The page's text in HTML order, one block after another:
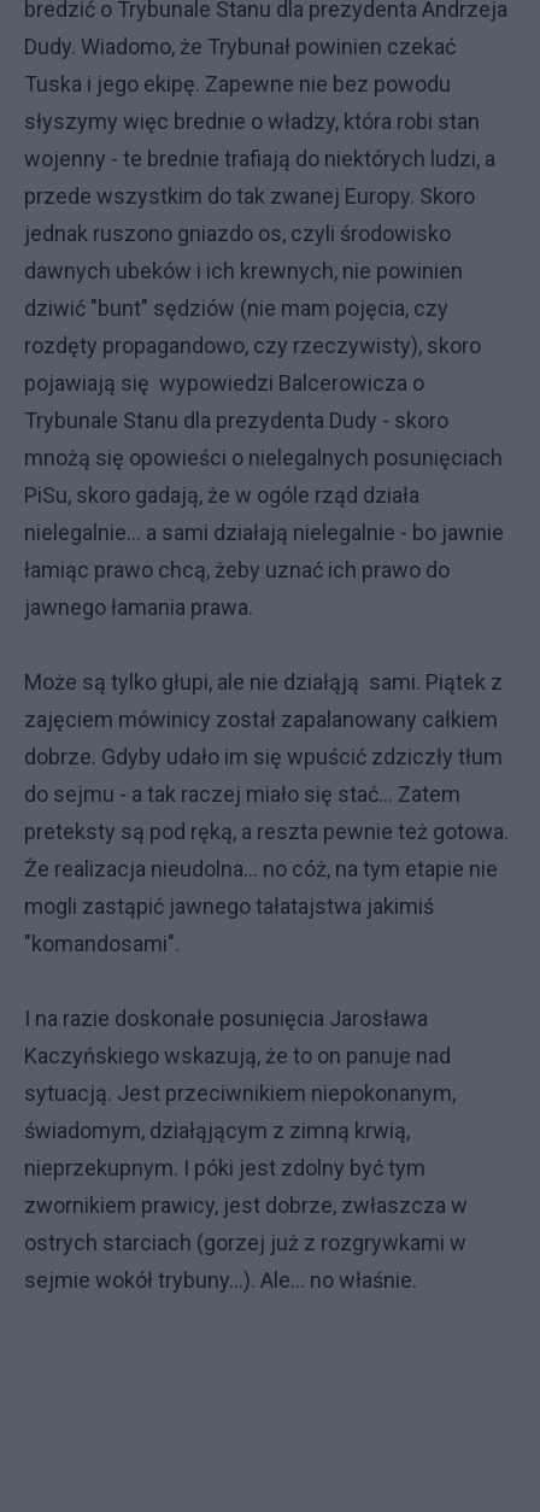
bredzić o Trybunale Stanu dla prezydenta Andrzeja
Dudy. Wiadomo, że Trybunał powinien czekać
Tuska i jego ekipę. Zapewne nie bez powodu
słyszymy więc brednie o władzy, która robi stan
wojenny - te brednie trafiają do niektórych ludzi, a
przede wszystkim do tak zwanej Europy. Skoro
jednak ruszono gniazdo os, czyli środowisko
dawnych ubeków i ich krewnych, nie powinien
dziwić "bunt" sędziów (nie mam pojęcia, czy
rozdęty propagandowo, czy rzeczywisty), skoro
pojawiają się wypowiedzi Balcerowicza o
Trybunale Stanu dla prezydenta Dudy - skoro
mnożą się opowieści o nielegalnych posunięciach
PiSu, skoro gadają, że w ogóle rząd działa
nielegalnie... a sami działają nielegalnie - bo jawnie
łamiąc prawo chcą, żeby uznać ich prawo do
jawnego łamania prawa.
Może są tylko głupi, ale nie działąją sami. Piątek z
zajęciem mówinicy został zapalanowany całkiem
dobrze. Gdyby udało im się wpuścić zdziczły tłum
do sejmu - a tak raczej miało się stać... Zatem
preteksty są pod ręką, a reszta pewnie też gotowa.
Że realizacja nieudolna... no cóż, na tym etapie nie
mogli zastąpić jawnego tałatajstwa jakimiś
"komandosami".
I na razie doskonałe posunięcia Jarosława
Kaczyńskiego wskazują, że to on panuje nad
sytuacją. Jest przeciwnikiem niepokonanym,
świadomym, działąjącym z zimną krwią,
nieprzekupnym. I póki jest zdolny być tym
zwornikiem prawicy, jest dobrze, zwłaszcza w
ostrych starciach (gorzej już z rozgrywkami w
sejmie wokół trybuny...). Ale... no właśnie.